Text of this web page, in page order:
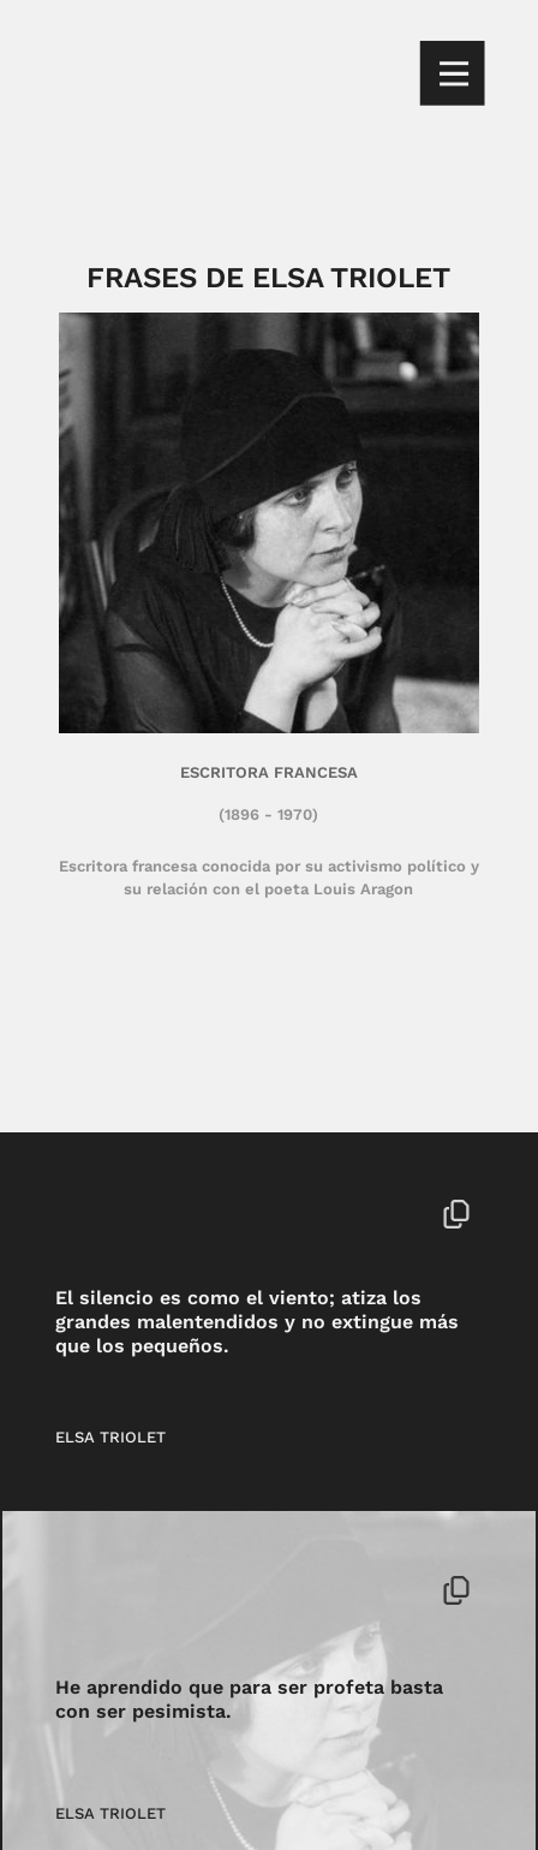
FRASES DE ELSA TRIOLET
Escritora francesa conocida por su activismo político y
su relación con el poeta Louis Aragon
(1896 - 1970)
ESCRITORA FRANCESA
El silencio es como el viento; atiza los
grandes malentendidos y no extingue más
que los pequeños.
ELSA TRIOLET
He aprendido que para ser profeta basta
con ser pesimista.
ELSA TRIOLET